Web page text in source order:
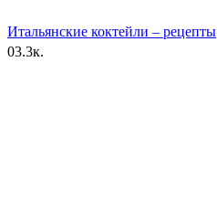
Итальянские коктейли – рецепты
03.3к.